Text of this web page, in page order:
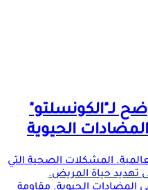
لـ"الكونسلتو"
الحيوية
المشكلات الصحية التي
تهديد حياة المريض.